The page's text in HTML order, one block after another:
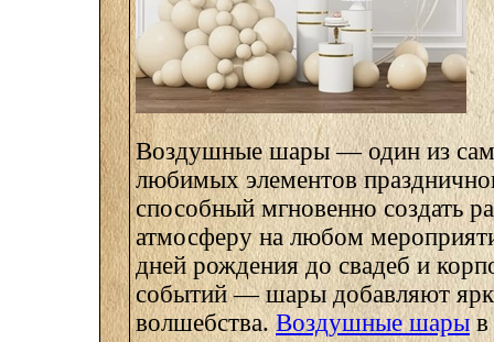
Воздушные шары — один из
любимых элементов
способный мгновенно создать
атмосферу на любом
дней рождения до свадеб и
событий — шары добавляют
волшебства.Воздушные шарыв